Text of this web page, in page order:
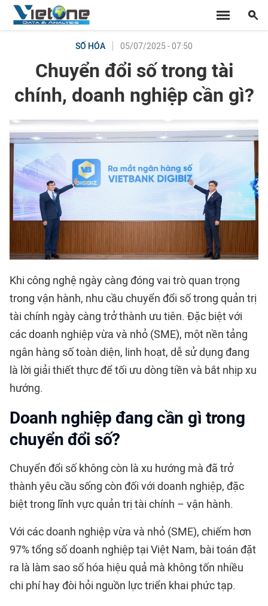
SỐ HÓA 05/07/2025 - 07:50
Chuyển đổi số trong tài
chính, doanh nghiệp cần gì?
Khi công nghệ ngày càng đóng vai trò quan trọng
trong vận hành, nhu cầu chuyển đổi số trong quản trị
tài chính ngày càng trở thành ưu tiên. Đặc biệt với
các doanh nghiệp vừa và nhỏ (SME), một nền tảng
ngân hàng số toàn diện, linh hoạt, dễ sử dụng đang
là lời giải thiết thực để tối ưu dòng tiền và bắt nhịp xu
hướng.
Doanh nghiệp đang cần gì trong
chuyển đổi số?
Chuyển đổi số không còn là xu hướng mà đã trở
thành yêu cầu sống còn đối với doanh nghiệp, đặc
biệt trong lĩnh vực quản trị tài chính – vận hành.
Với các doanh nghiệp vừa và nhỏ (SME), chiếm hơn
97% tổng số doanh nghiệp tại Việt Nam, bài toán đặt
ra là làm sao số hóa hiệu quả mà không tốn nhiều
chi phí hay đòi hỏi nguồn lực triển khai phức tạp.